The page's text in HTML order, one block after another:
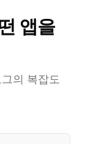
앱을
의 복잡도